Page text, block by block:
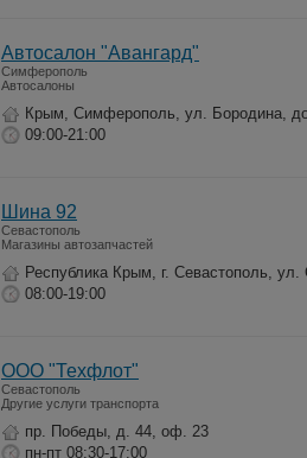
Автосалон "Авангард"
Симферополь
Автосалоны
Крым, Симферополь, ул. Бородина,
09:00-21:00
Шина 92
Севастополь
Магазины автозапчастей
Республика Крым, г. Севастополь, ул.
08:00-19:00
ООО "Техфлот"
Севастополь
Другие услуги транспорта
пр. Победы, д. 44, оф. 23
пн-пт 08:30-17:00